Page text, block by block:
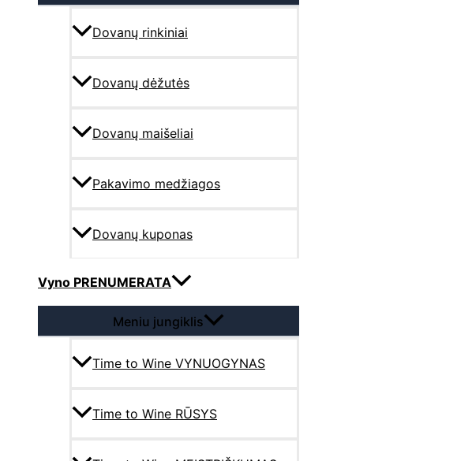
Dovanų rinkiniai
Dovanų dėžutės
Dovanų maišeliai
Pakavimo medžiagos
Dovanų kuponas
Vyno PRENUMERATA
Meniu jungiklis
Time to Wine VYNUOGYNAS
Time to Wine RŪSYS